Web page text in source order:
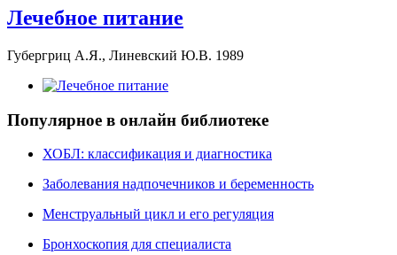
Лечебное питание
Губергриц А.Я., Линевский Ю.В. 1989
Популярное в онлайн библиотеке
ХОБЛ: классификация и диагностика
Заболевания надпочечников и беременность
Менструальный цикл и его регуляция
Бронхоскопия для специалиста